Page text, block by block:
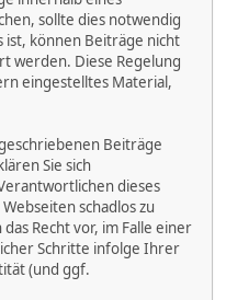
sollte dies notwendig
ist, können Beiträge nicht
werden. Diese Regelung
eingestelltes Material,
Beiträge
Sie sich
dieses
schadlos zu
Recht vor, im Falle einer
Schritte infolge Ihrer
(und ggf.